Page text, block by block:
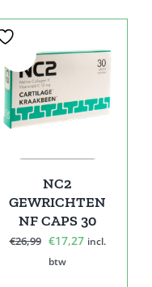
NC2
GEWRICHTEN
NF CAPS 30
€26,99 Oorspronkelijke
prijs
€17,27Huidige
incl.
btw